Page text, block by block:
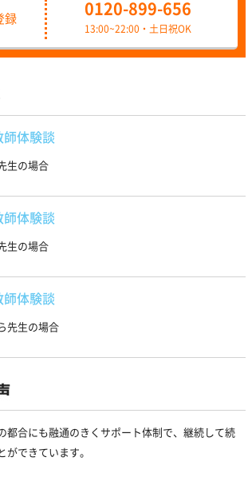
録
0120-899-656
13:00~22:00・土日祝OK
師体験談
生の場合
師体験談
生の場合
師体験談
先生の場合
都合にも融通のきくサポート体制で、継続して続
ができています。